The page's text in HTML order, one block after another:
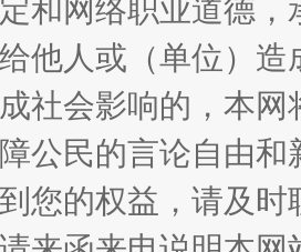
生不息
和网络职业道德
他人或（单位）
社会影响的，本
公民的言论自由
您的权益，请及